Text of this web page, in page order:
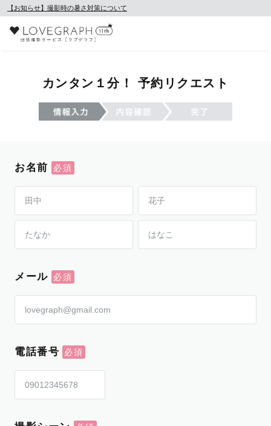
【お知らせ】撮影時の暑さ対策について
カンタン１分！ 予約リクエスト
お名前
メール
電話番号